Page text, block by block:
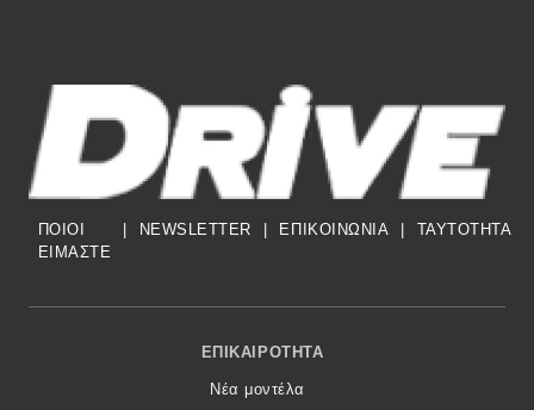
ΠΟΙΟΙ
ΕΙΜΑΣΤΕ
NEWSLETTER ΕΠΙΚΟΙΝΩΝΙΑ TAYTOTHTA
Footer Menu
ΕΠΙΚΑΙΡΌΤΗΤΑ
Νέα μοντέλα